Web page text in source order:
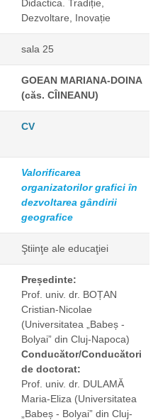
Didactica. Tradiție,
Dezvoltare, Inovație
sala 25
GOEAN MARIANA-DOINA
(căs. CÎINEANU)
CV
Valorificarea
organizatorilor grafici în
dezvoltarea gândirii
geografice
Ştiinţe ale educaţiei
Președinte:
Prof. univ. dr. BOȚAN
Cristian-Nicolae
(Universitatea „Babeș -
Bolyai” din Cluj-Napoca)
Conducător/Conducători
de doctorat:
Prof. univ. dr. DULAMĂ
Maria-Eliza (Universitatea
„Babeș - Bolyai” din Cluj-